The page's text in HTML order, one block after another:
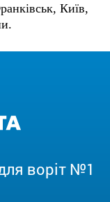
Київ,
воріт №1